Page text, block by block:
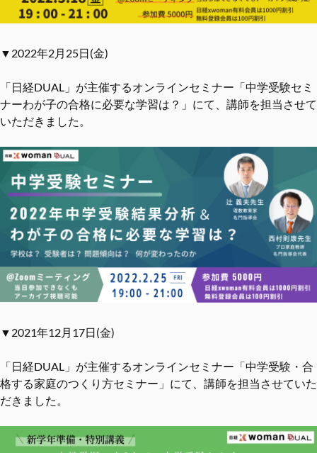
▼2022年2月25日(金)
「日経DUAL」が主催するオンラインセミナー「中学受験セミ
ナーわが子の合格に必要な学習は？」にて、講師を担当させて
いただきました。
▼2021年12月17日(金)
「日経DUAL」が主催するオンラインセミナー「中学受験・合
格する家庭のつくり方セミナー」にて、講師を担当させていた
だきました。